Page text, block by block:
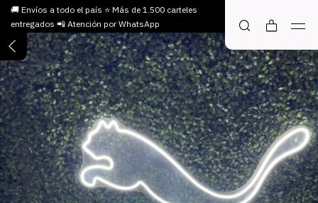
🚚 Envíos a todo el país ⭐ Más de 1.500 carteles
entregados 📲 Atención por WhatsApp